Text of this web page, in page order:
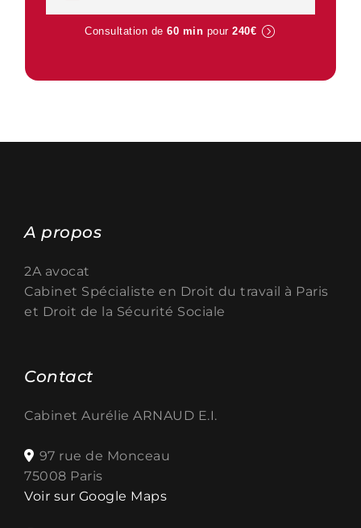
Consultation de60 min pour240€
A propos
2A avocat
Cabinet Spécialiste en Droit du travail à Paris
et Droit de la Sécurité Sociale
Contact
Cabinet Aurélie ARNAUD E.I.
97 rue de Monceau
75008 Paris
Voir sur Google Maps